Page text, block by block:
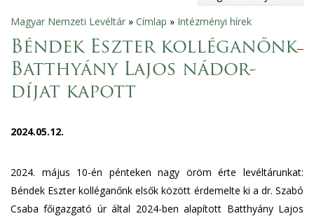
Jelenlegi
hely
Magyar Nemzeti Levéltár » Címlap » Intézményi hírek
Béndek Eszter kolléganőnk
Batthyány Lajos nádor-
díjat kapott
2024.05.12.
2024. május 10-én pénteken nagy öröm érte levéltárunkat:
Béndek Eszter kolléganőnk elsők között érdemelte ki a dr. Szabó
Csaba főigazgató úr által 2024-ben alapított Batthyány Lajos